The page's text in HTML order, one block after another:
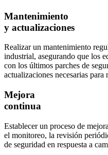
Mantenimiento
y actualizaciones
Realizar un mantenimiento
industrial, asegurando que los
con los últimos parches de
actualizaciones necesarias para
Mejora
continua
Establecer un proceso de
el monitoreo, la revisión
de seguridad en respuesta a